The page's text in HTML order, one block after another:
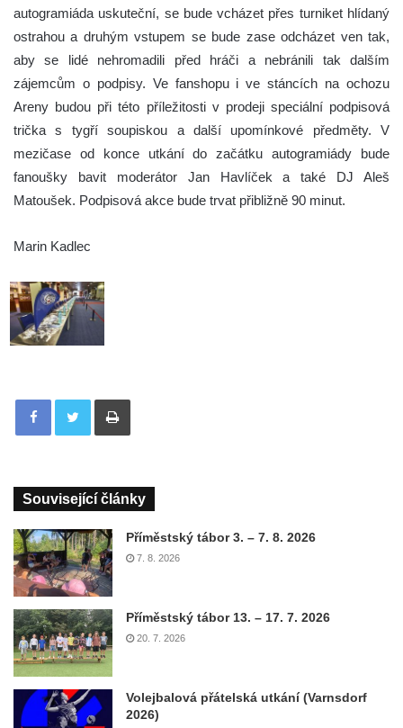
autogramiáda uskuteční, se bude vcházet přes turniket hlídaný
ostrahou a druhým vstupem se bude zase odcházet ven tak,
aby se lidé nehromadili před hráči a nebránili tak dalším
zájemcům o podpisy. Ve fanshopu i ve stáncích na ochozu
Areny budou při této příležitosti v prodeji speciální podpisová
trička s tygří soupiskou a další upomínkové předměty. V
mezičase od konce utkání do začátku autogramiády bude
fanoušky bavit moderátor Jan Havlíček a také DJ Aleš
Matoušek. Podpisová akce bude trvat přibližně 90 minut.
Marin Kadlec
Tisknout
Související články
Příměstský tábor 3. – 7. 8. 2026
7. 8. 2026
Příměstský tábor 13. – 17. 7. 2026
20. 7. 2026
Volejbalová přátelská utkání (Varnsdorf
2026)